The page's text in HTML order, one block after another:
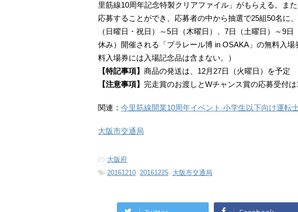
里筋線10周年記念特製クリアファイル」がもらえる。ま
応募することができ、応募者の中から抽選で25組50名に
（日曜日・祝日）～5日（木曜日）、7日（土曜日）～9
休み）開催される「プラレール博 in OSAKA」の無料入
料入場券には入場記念品は含まない。）
【特記事項】 商品の発送は、12月27日（火曜日）を予定
【注意事項】 完走賞のお渡しとWチャンス賞の応募受付は
関連： 今里筋線開業10周年イベント 小学生以下向け運転
大阪市交通局
-大阪府
-20161210, 20161225, 大阪市交通局